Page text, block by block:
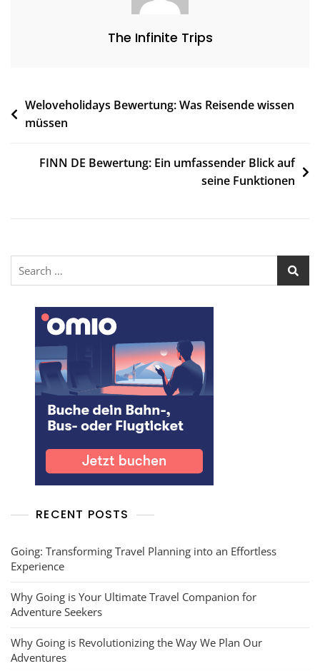
The Infinite Trips
Weloveholidays Bewertung: Was Reisende wissen
müssen
FINN DE Bewertung: Ein umfassender Blick auf
seine Funktionen
RECENT POSTS
Going: Transforming Travel Planning into an Effortless
Experience
Why Going is Your Ultimate Travel Companion for
Adventure Seekers
Why Going is Revolutionizing the Way We Plan Our
Adventures